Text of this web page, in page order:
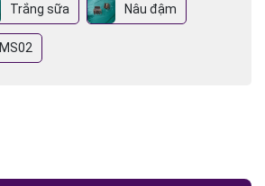
Trắng sữa Nâu đậm
MS02